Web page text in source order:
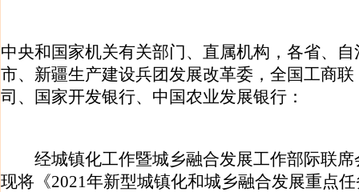
中央和国家机关有关部门、直属机构，各省、
市、新疆生产建设兵团发展改革委，全国工商
司、国家开发银行、中国农业发展银行：
经城镇化工作暨城乡融合发展工作部际联席
现将《2021年新型城镇化和城乡融合发展重点